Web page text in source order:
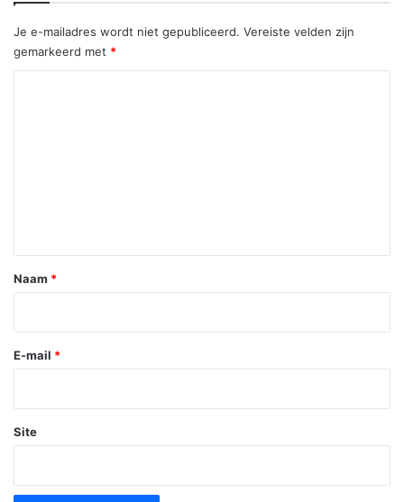
Je e-mailadres wordt niet gepubliceerd. Vereiste velden zijn
gemarkeerd met *
*
Naam *
E-mail *
Site